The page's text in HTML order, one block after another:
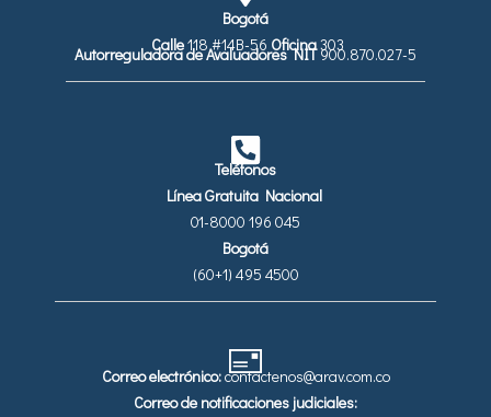
Bogotá
Calle118 #14B-56 Oficina303
Autorreguladora de AvaluadoresNIT900.870.027-5
Teléfonos
Línea Gratuita Nacional
01-8000 196 045
Bogotá
(60+1) 495 4500
Correo electrónico:contactenos@arav.com.co
Correo de notificaciones judiciales: